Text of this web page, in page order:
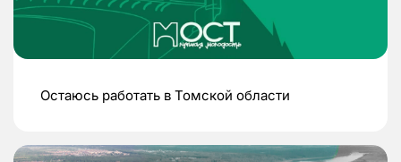
Остаюсь работать в Томской области